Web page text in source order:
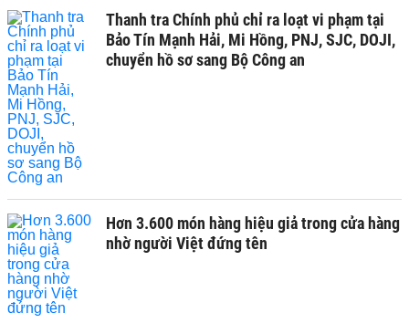
Thanh tra Chính phủ chỉ ra loạt vi phạm tại
Bảo Tín Mạnh Hải, Mi Hồng, PNJ, SJC, DOJI,
chuyển hồ sơ sang Bộ Công an
Hơn 3.600 món hàng hiệu giả trong cửa hàng
nhờ người Việt đứng tên